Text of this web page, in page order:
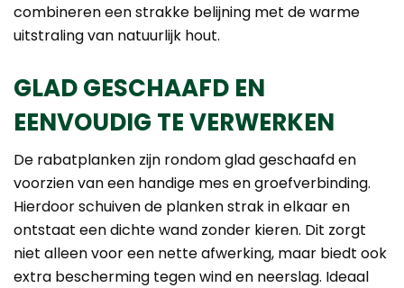
combineren een strakke belijning met de warme
uitstraling van natuurlijk hout.
GLAD GESCHAAFD EN
EENVOUDIG TE VERWERKEN
De rabatplanken zijn rondom glad geschaafd en
voorzien van een handige mes en groefverbinding.
Hierdoor schuiven de planken strak in elkaar en
ontstaat een dichte wand zonder kieren. Dit zorgt
niet alleen voor een nette afwerking, maar biedt ook
extra bescherming tegen wind en neerslag. Ideaal